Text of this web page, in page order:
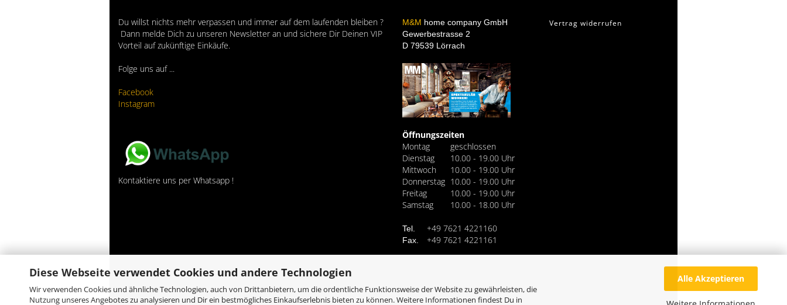
Diese Webseite verwendet Cookies und andere Technologien
Wir verwenden Cookies und ähnliche Technologien, auch von Drittanbietern, um die ordentliche Funktionsweise der Website zu gewährleisten, die
Nutzung unseres Angebotes zu analysieren und Dir ein bestmögliches Einkaufserlebnis bieten zu können. Weitere Informationen findest Du in
Alle Akzeptieren
Du willst nichts mehr verpassen und immer auf dem laufenden bleiben ?
Dann melde Dich zu unseren Newsletter an und sichere Dir Deinen VIP
Vorteil auf zukünftige Einkäufe.
Folge uns auf ...
Facebook
Instagram
Kontaktiere uns per Whatsapp !
M&M home company GmbH
Gewerbestrasse 2
D 79539 Lörrach
Öffnungszeiten
Montag
geschlossen
Dienstag
10.00 - 19.00 Uhr
Mittwoch
10.00 - 19.00 Uhr
Donnerstag 10.00 - 19.00 Uhr
Freitag
10.00 - 19.00 Uhr
Samstag
10.00 - 18.00 Uhr
Tel. +49 7621 4221160
Fax. +49 7621 4221161
Vertrag widerrufen
Webshopby Gambio.de © 2026